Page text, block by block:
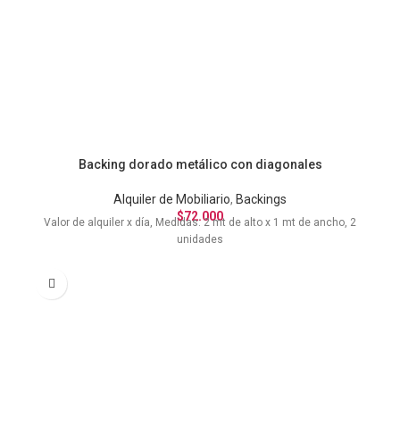
Backing dorado metálico con diagonales
Alquiler de Mobiliario, Backings
$72.000
Valor de alquiler x día, Medidas: 2 mt de alto x 1 mt de ancho, 2
unidades